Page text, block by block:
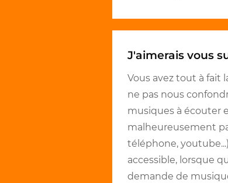
J'aimerais vous
Vous avez tout à fait
ne pas nous
musiques à écouter
malheureusement
téléphone,
accessible, lorsque
demande de